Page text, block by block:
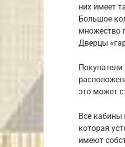
них имеет
Большое
множество
Дверцы
это может
Все кабины
которая
имеют